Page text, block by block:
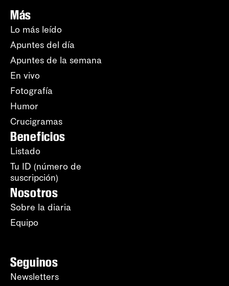
Más
Lo más leído
Apuntes del día
Apuntes de la semana
En vivo
Fotografía
Humor
Crucigramas
Beneficios
Listado
Tu ID (número de
suscripción)
Nosotros
Sobre la diaria
Equipo
Seguinos
Newsletters